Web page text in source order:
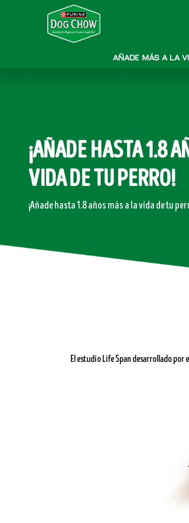
Pasar al contenido principal
Menú secundario Dog Chow
AÑADE MÁS A LA
¡AÑADE HASTA 1.8
VIDA DE TU PERRO!
¡Añade hasta 1.8 años más a la vida de tu
El estudio Life Span desarrollado